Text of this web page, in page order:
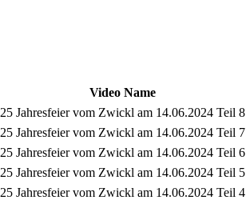
Video Name
25 Jahresfeier vom Zwickl am 14.06.2024 Teil 8
25 Jahresfeier vom Zwickl am 14.06.2024 Teil 7
25 Jahresfeier vom Zwickl am 14.06.2024 Teil 6
25 Jahresfeier vom Zwickl am 14.06.2024 Teil 5
25 Jahresfeier vom Zwickl am 14.06.2024 Teil 4